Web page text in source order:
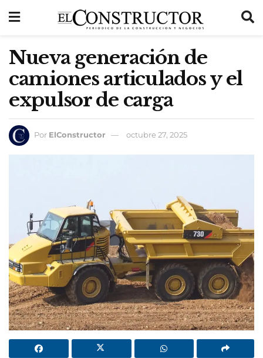
Nueva generación de
camiones articulados y el
expulsor de carga
Por ElConstructor octubre 27, 2025